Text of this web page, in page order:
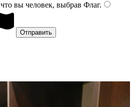
вы человек, выбрав Флаг.